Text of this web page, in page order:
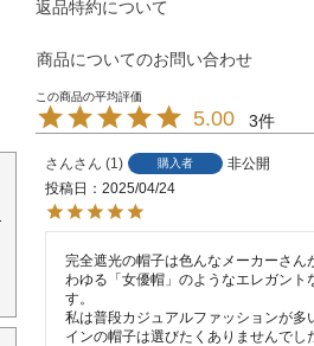
返品特約について
商品についてのお問い合わせ
5.00 3
さん 1 購入者
非公開
投稿日
2025/04/24
完全遮光の帽子は色んなメーカーさん
わゆる「女優帽」のようなエレガント
す。
私は普段カジュアルファッションが多
インの帽子は選びたくありませんでし